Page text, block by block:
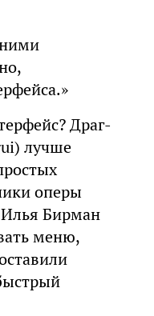
Драг-
лучше
оперы
Илья Бирман
меню,